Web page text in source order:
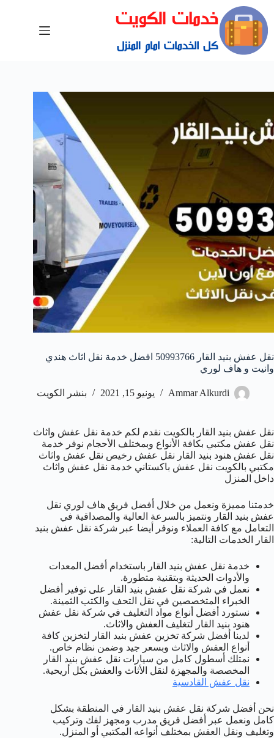
نقل عفش بنيد القار 50993766 افضل خدمة نقل اثاث هندي
وانيت و هاف لوري
Ammar Alkurdi يونيو 15, 2021 بنشر الكويت
نقل عفش بنيد القار بالكويت نقدم لكم خدمة نقل عفش واثاث
نقل عفش مكتبي بكافة الأنواع وبمختلف الأحجام نوفر خدمة
نقل عفش هنود بنيد القار نقل عفش رخيص نقل عفش واثاث
مكتبي بالكويت نقل عفش باكستاني خدمة نقل عفش واثاث
داخل المنزل
خدمتنا مميزة ونعمل من خلال أفضل فريق هاف لوري نقل
عفش بنيد القار ونتميز بالسرعة العالية والمصداقية في
التعامل مع كافة العملاء ونوفر أيضا عبر شركة نقل عفش بنيد
القار الخدمات التالية:
خدمة نقل عفش بنيد القار باستخدام أفضل المعدات
والأدوات الحديثة وبتقنية متطورة.
نعمل في شركة نقل عفش بنيد القار على توفير أفضل
الخبراء المتخصصين في نقل التحف والكتب الثمينة.
نستورد أفضل أنواع مواد التغليف في شركة نقل عفش
هنود بنيد القار لتغليف العفش والاثاث.
لدينا أفضل شركة تخزين عفش بنيد القار لتخزين كافة
أنواع العفش والاثاث وبسعر جيد وضمن نظام خاص.
نمتلك أسطول كامل من سيارات نقل عفش بنيد القار
المخصصة والمجهزة لنقل الأثاث والعفش بكل أريحية.
نقل عفش القادسية
نحن أفضل شركة نقل عفش بنيد القار في المنطقة بشكل
كامل ونعمل عبر أفضل فريق مدرب ومجهز لفك وتركيب
وتغليف ونقل العفش بمختلف أنواعه المكتبي أو المنزل.